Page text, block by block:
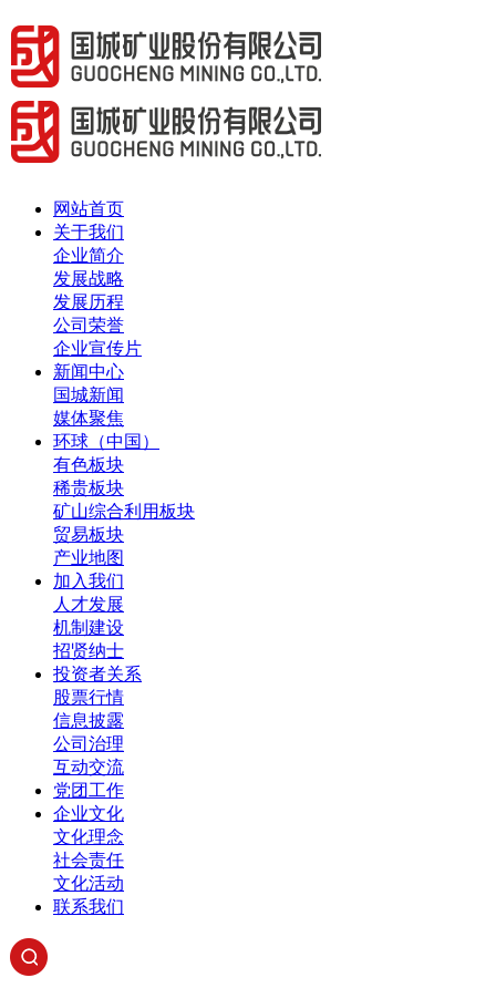
网站首页
关于我们
企业简介
发展战略
发展历程
公司荣誉
企业宣传片
新闻中心
国城新闻
媒体聚焦
环球（中国）
有色板块
稀贵板块
矿山综合利用板块
贸易板块
产业地图
加入我们
人才发展
机制建设
招贤纳士
投资者关系
股票行情
信息披露
公司治理
互动交流
党团工作
企业文化
文化理念
社会责任
文化活动
联系我们